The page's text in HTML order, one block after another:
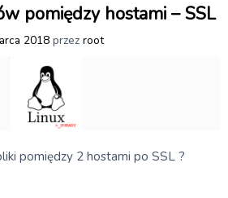
pomiędzy hostami – SSL
2018 przez root
pomiędzy 2 hostami po SSL ?